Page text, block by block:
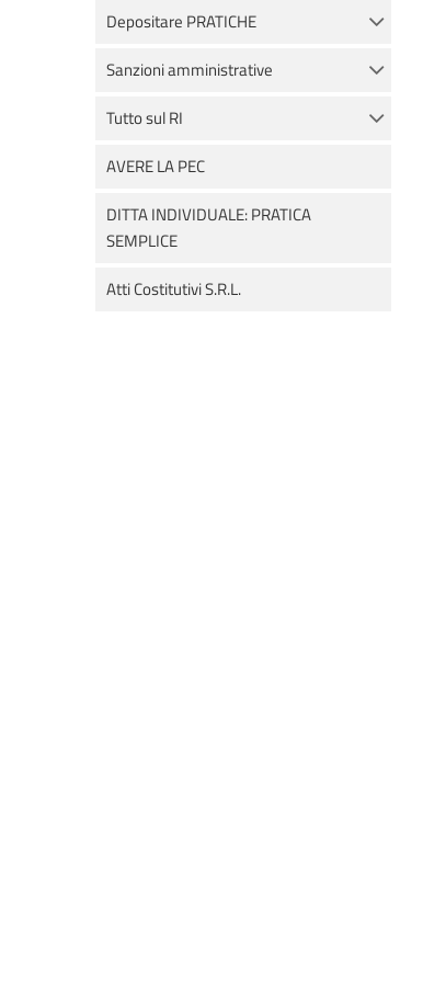
Depositare PRATICHE
Sanzioni amministrative
Tutto sul RI
AVERE LA PEC
DITTA INDIVIDUALE: PRATICA
SEMPLICE
Atti Costitutivi S.R.L.